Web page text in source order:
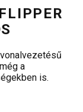
a
is.